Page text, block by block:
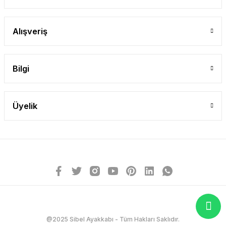
Alışveriş
Bilgi
Üyelik
@2025 Sibel Ayakkabı - Tüm Hakları Saklıdır.